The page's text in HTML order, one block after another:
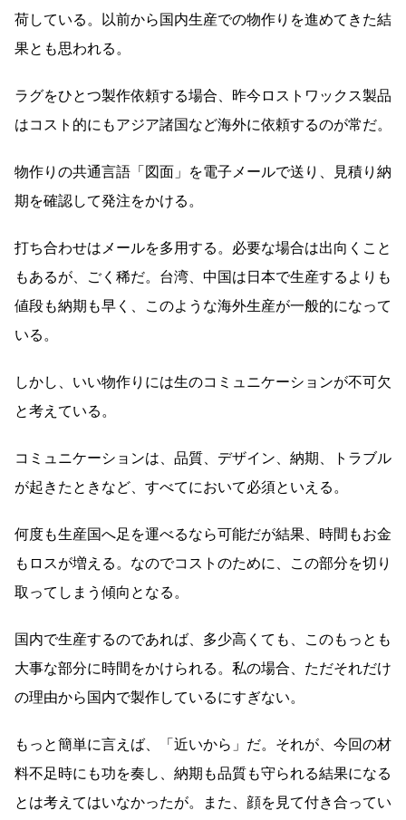
荷している。以前から国内生産での物作りを進めてきた結
果とも思われる。
ラグをひとつ製作依頼する場合、昨今ロストワックス製品
はコスト的にもアジア諸国など海外に依頼するのが常だ。
物作りの共通言語「図面」を電子メールで送り、見積り納
期を確認して発注をかける。
打ち合わせはメールを多用する。必要な場合は出向くこと
もあるが、ごく稀だ。台湾、中国は日本で生産するよりも
値段も納期も早く、このような海外生産が一般的になって
いる。
しかし、いい物作りには生のコミュニケーションが不可欠
と考えている。
コミュニケーションは、品質、デザイン、納期、トラブル
が起きたときなど、すべてにおいて必須といえる。
何度も生産国へ足を運べるなら可能だが結果、時間もお金
もロスが増える。なのでコストのために、この部分を切り
取ってしまう傾向となる。
国内で生産するのであれば、多少高くても、このもっとも
大事な部分に時間をかけられる。私の場合、ただそれだけ
の理由から国内で製作しているにすぎない。
もっと簡単に言えば、「近いから」だ。それが、今回の材
料不足時にも功を奏し、納期も品質も守られる結果になる
とは考えてはいなかったが。また、顔を見て付き合ってい